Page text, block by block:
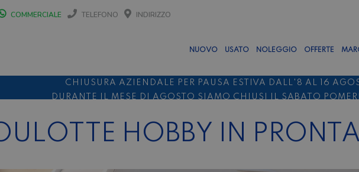
COMMERCIALE TELEFONO INDIRIZZO
NUOVO USATO NOLEGGIO OFFERTE
CHIUSURA AZIENDALE PER PAUSA ESTIVA DALL'8 AL 16
DURANTE IL MESE DI AGOSTO SIAMO CHIUSI IL SABATO
HOBBY IN